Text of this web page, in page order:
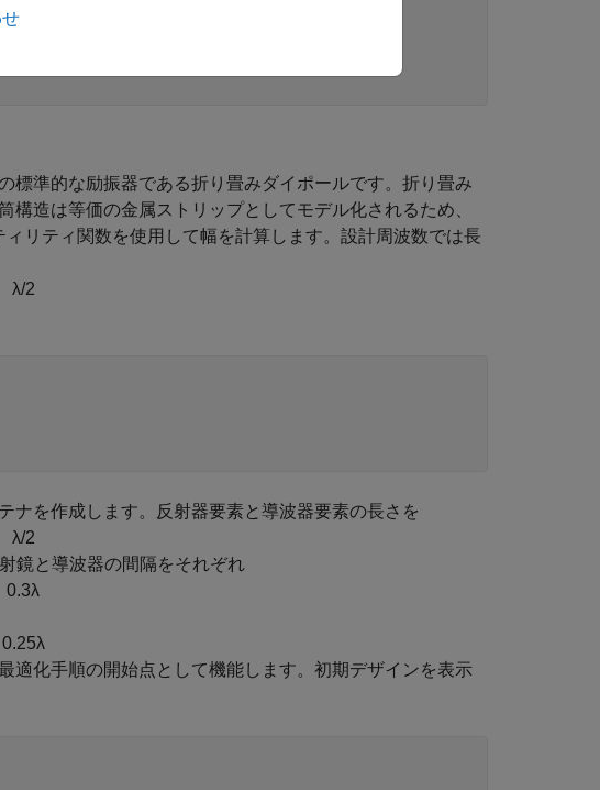
標準的な励振器である折り畳みダイポールです。折り畳み
造は等価の金属ストリップとしてモデル化されるため、
ィリティ関数を使用して幅を計算します。設計周波数では長
λ/2
ナを作成します。反射器要素と導波器要素の長さを
λ/2
鏡と導波器の間隔をそれぞれ
0.3λ
0.25λ
適化手順の開始点として機能します。初期デザインを表示